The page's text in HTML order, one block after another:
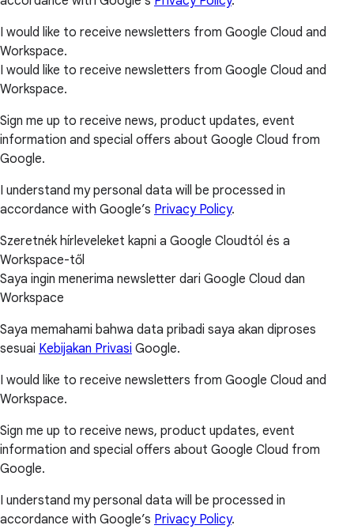
I would like to receive newsletters from Google Cloud and
Workspace.
I would like to receive newsletters from Google Cloud and
Workspace.
Sign me up to receive news, product updates, event
information and special offers about Google Cloud from
Google.
I understand my personal data will be processed in
accordance with Google’s Privacy Policy.
Szeretnék hírleveleket kapni a Google Cloudtól és a
Workspace-től
Saya ingin menerima newsletter dari Google Cloud dan
Workspace
Saya memahami bahwa data pribadi saya akan diproses
sesuai Kebijakan Privasi Google.
I would like to receive newsletters from Google Cloud and
Workspace.
Sign me up to receive news, product updates, event
information and special offers about Google Cloud from
Google.
I understand my personal data will be processed in
accordance with Google’s Privacy Policy.